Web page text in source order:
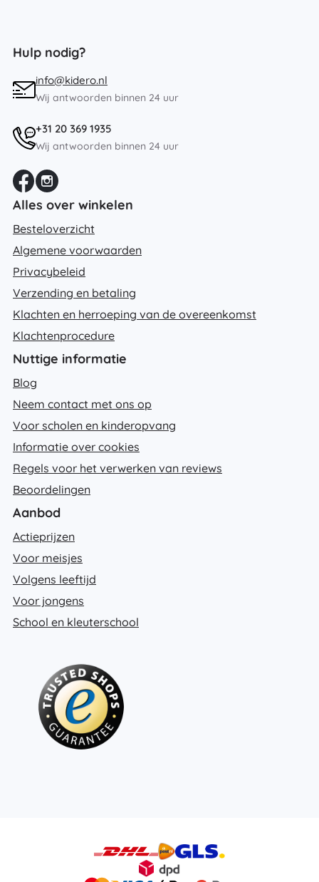
Hulp nodig?
info@kidero.nl
Wij antwoorden binnen 24 uur
+31 20 369 1935
Wij antwoorden binnen 24 uur
Alles over winkelen
Besteloverzicht
Algemene voorwaarden
Privacybeleid
Verzending en betaling
Klachten en herroeping van de overeenkomst
Klachtenprocedure
Nuttige informatie
Blog
Neem contact met ons op
Voor scholen en kinderopvang
Informatie over cookies
Regels voor het verwerken van reviews
Beoordelingen
Aanbod
Actieprijzen
Voor meisjes
Volgens leeftijd
Voor jongens
School en kleuterschool